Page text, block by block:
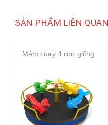
SẢN PHẨM LIÊN QUAN
Mâm quay 4 con giống